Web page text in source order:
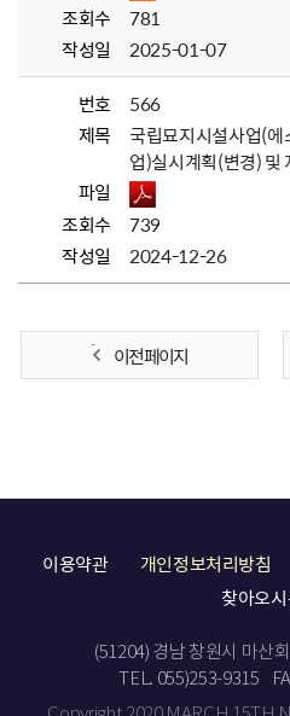
조회수
781
작성일
2025-01-07
번호
566
제목
국립묘지시설사업(
업)실시계획(변경) 및
파일
조회수
739
작성일
2024-12-26
이전 페이지
이용약관 개인정보처리방침
찾아오
(51204) 경남 창원시 마산
TEL. 055)253-9315